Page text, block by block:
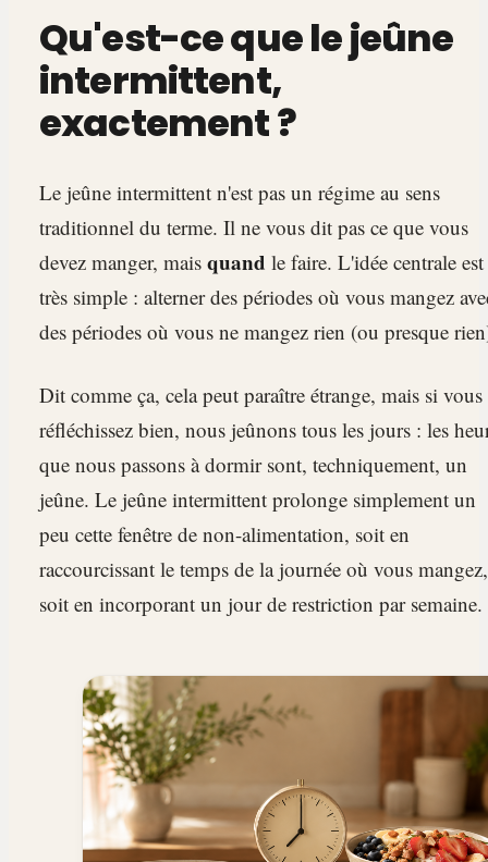
Qu'est-ce que le jeûne
intermittent,
exactement ?
Le jeûne intermittent n'est pas un régime au sens
traditionnel du terme. Il ne vous dit pas ce que vous
devez manger, mais quand le faire. L'idée centrale est
très simple : alterner des périodes où vous mangez
des périodes où vous ne mangez rien (ou presque
Dit comme ça, cela peut paraître étrange, mais si
réfléchissez bien, nous jeûnons tous les jours : les
que nous passons à dormir sont, techniquement, un
jeûne. Le jeûne intermittent prolonge simplement un
peu cette fenêtre de non-alimentation, soit en
raccourcissant le temps de la journée où vous mangez,
soit en incorporant un jour de restriction par semaine.